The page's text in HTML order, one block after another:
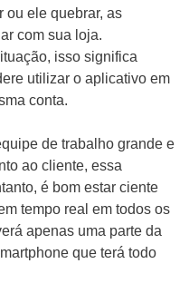
ou ele quebrar, as
com sua loja.
isso significa
utilizar o aplicativo em
conta.
de trabalho grande e
ao cliente, essa
é bom estar ciente
tempo real em todos os
apenas uma parte da
que terá todo